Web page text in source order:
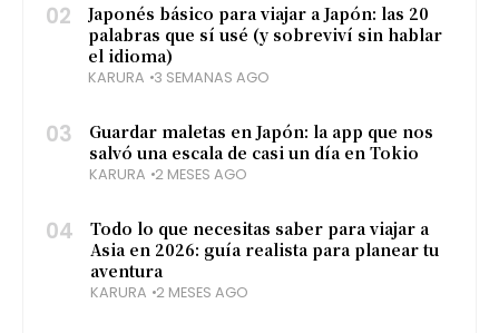
02
Japonés básico para viajar a Japón: las 20
palabras que sí usé (y sobreviví sin hablar
el idioma)
KARURA 3 SEMANAS AGO
03
Guardar maletas en Japón: la app que nos
salvó una escala de casi un día en Tokio
KARURA 2 MESES AGO
04
Todo lo que necesitas saber para viajar a
Asia en 2026: guía realista para planear tu
aventura
KARURA 2 MESES AGO